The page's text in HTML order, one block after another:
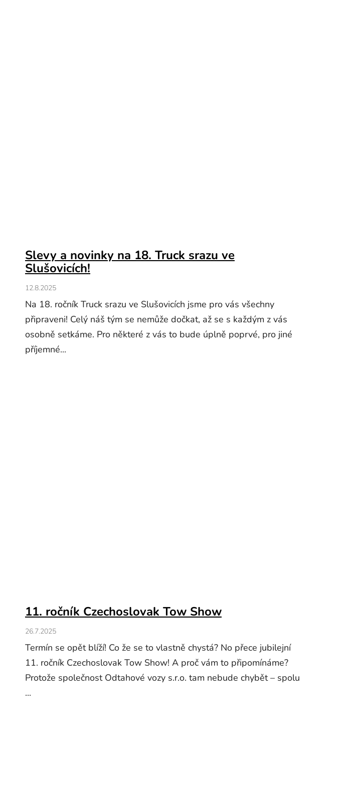
Slevy a novinky na 18. Truck srazu ve
Slušovicích!
12.8.2025
Na 18. ročník Truck srazu ve Slušovicích jsme pro vás všechny
připraveni! Celý náš tým se nemůže dočkat, až se s každým z vás
osobně setkáme. Pro některé z vás to bude úplně poprvé, pro jiné
příjemné...
11. ročník Czechoslovak Tow Show
26.7.2025
Termín se opět blíží! Co že se to vlastně chystá? No přece jubilejní
11. ročník Czechoslovak Tow Show! A proč vám to připomínáme?
Protože společnost Odtahové vozy s.r.o. tam nebude chybět – spolu
...